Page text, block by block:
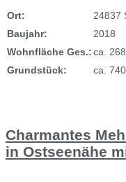
Ort:
24837
Baujahr:
2018
Wohnfläche Ges.:ca.
Grundstück:
ca.
Charmantes
in Ostseenähe